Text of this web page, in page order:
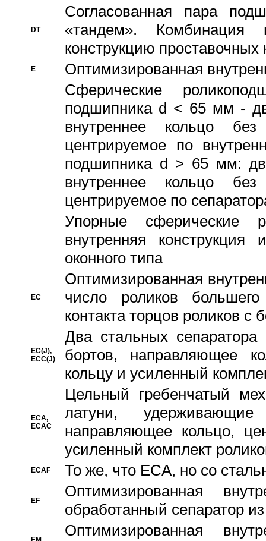
DT
Согласованная пара
«тандем».
конструкцию проставочных
E
Оптимизированная
Сферические
подшипника d < 65 мм -
внутреннее кольцо
центрируемое по
подшипника d > 65 мм:
внутреннее кольцо
центрируемое по
Упорные сферические
внутренняя
оконного типа
EC
Oптимизированная
число роликов
контакта торцов роликов с
EC(J),
ECC(J)
Два стальных сепаратора
бортов, направляющее
кольцу и усиленный
ECA,
ECAC
Цельный гребенчатый
латуни,
направляющее кольцо,
усиленный комплект
ECAF То же, что ECA, но со
EF
Оптимизированная
обработанный сепаратор
Оптимизированная